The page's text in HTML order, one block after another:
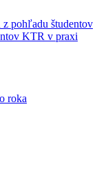
pohľadu študentov
KTR v praxi
roka